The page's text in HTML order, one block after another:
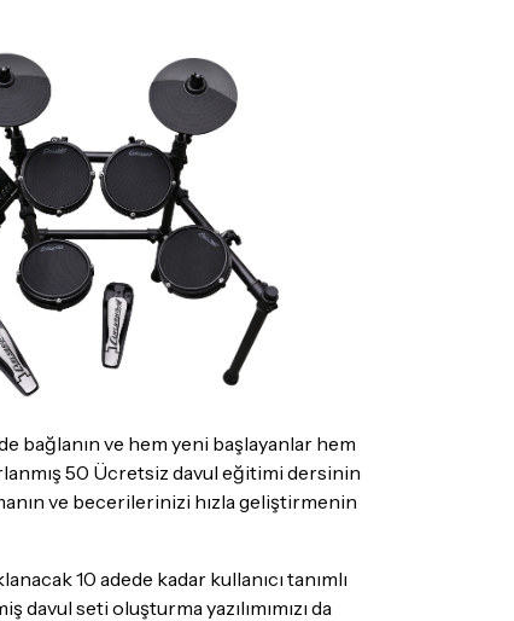
bağlanın ve hem yeni başlayanlar hem
50 Ücretsiz davul eğitimi dersinin
ve becerilerinizi hızla geliştirmenin
10 adede kadar kullanıcı tanımlı
davul seti oluşturma yazılımımızı da